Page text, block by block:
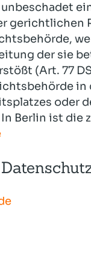
gerichtlichen
der sie
(Art. 77
oder
Berlin ist